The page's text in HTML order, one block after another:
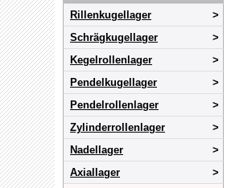
Rillenkugellager
Schrägkugellager
Kegelrollenlager
Pendelkugellager
Pendelrollenlager
Zylinderrollenlager
Nadellager
Axiallager